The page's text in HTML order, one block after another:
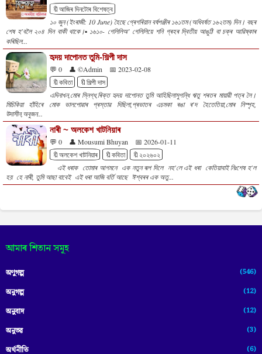
🔖আজিৰ দিনটোৰ বিশেষত্ব
১০ জুন (ইংৰাজী: 10 June) হৈছে গ্ৰেগৰিয়ান বৰ্ষপঞ্জীৰ ১৬১তম (অধিবৰ্ষত ১৬২তম) দিন। বছৰ
শেষ হ'বলৈ ২০৪ দিন বাকী থাকে।▪️১৬১০- গেলিলিঅ’ গেলিলিয়ে শনি গ্ৰহৰ দ্বিতীয় আঙুঠি বা চক্ৰ আৱিষ্কাৰ
কৰিছিল...
হৃদয় দাপোনত তুমি-শিল্পী দাস
💬 0 👤 ©Admin
📅 2023-02-08
🔖কবিতা
🔖শিল্পী দাস
এদিনাখন,মোৰ স্নিগ্ধ,ৰিক্ত হৃদয় দাপোনত তুমি আহিছিলাসুগন্ধি ঋতু শৰতৰ মায়াৱী পত্ৰ লৈ।
মিচিকিয়া হাঁহিৰে মোক ভালপোৱাৰ প্ৰস্তাৱ দিছিলা,প্ৰভাতৰ এচমকা ৰঙা ৰ'দ হৈতেতিয়া,মোৰ নিস্পৃহ,
উদাসীন,অবুজন...
নাৰী ~ অলকেশ খাটনিয়াৰ
💬 0 👤 Mousumi Bhuyan
📅 2026-01-11
🔖অলকেশ খাটনিয়াৰ
🔖কবিতা
🔖২০২৬০২
এই ধৰাক তোমাৰ আগমনে এক নতুন ৰূপ দিলে নহ'লে এই ধৰা কেতিয়াবাই নিঃশেষ হ'ল
হয় হে নাৰী, তুমি আছা বাবেই এই ধৰা আজি বৰ্তি আছে ঈশ্বৰৰ এক অতু...
আমাৰ শিতান সমূহ
অণুগল্প (546)
অনুগল্প (12)
অনুবাদ (12)
অনুভৱ (3)
অৰ্থনীতি (6)